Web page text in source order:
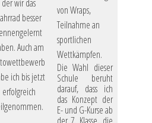
der wir das
besser
Auch am
ich bis jetzt
erfolgreich
von Wraps,
Teilnahme an
sportlichen
Wettkämpfen.
Die Wahl dieser
Schule beruht
darauf, dass ich
das Konzept der
E- und G-Kurse ab